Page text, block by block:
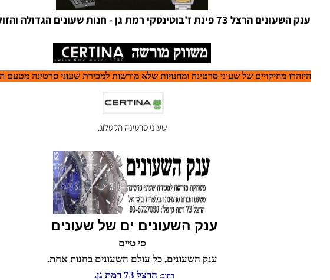
ענק השעונים הרצל 73 פינת ז'בוטינסקי רמת גן - חנות שעונים הגדולה והזולה בישראל.
היזהרו מחיקויים של שעוני סרטינה ומחנויות שלא מורשות למכירת שעוני סרטינה מטעם
שעוני סרטינה הקטלוג.